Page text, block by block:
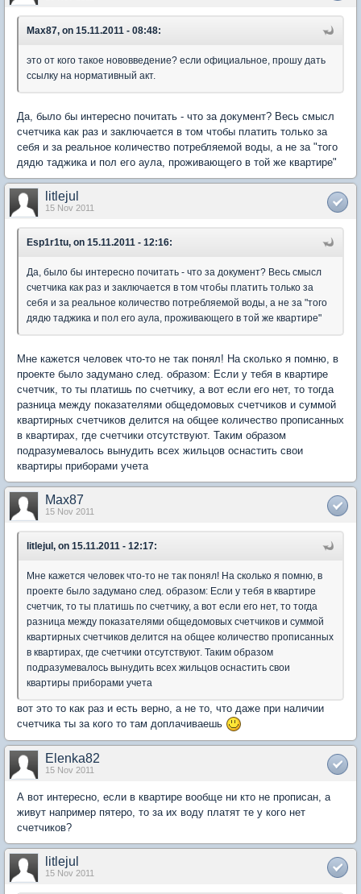
Max87, on 15.11.2011 - 08:48:
это от кого такое нововведение? если официальное, прошу дать
ссылку на нормативный акт.
Да, было бы интересно почитать - что за документ? Весь смысл
счетчика как раз и заключается в том чтобы платить только за
себя и за реальное количество потребляемой воды, а не за "того
дядю таджика и пол его аула, проживающего в той же квартире"
litlejul
15 Nov 2011
Esp1r1tu, on 15.11.2011 - 12:16:
Да, было бы интересно почитать - что за документ? Весь смысл
счетчика как раз и заключается в том чтобы платить только за
себя и за реальное количество потребляемой воды, а не за "того
дядю таджика и пол его аула, проживающего в той же квартире"
Мне кажется человек что-то не так понял! На сколько я помню, в
проекте было задумано след. образом: Если у тебя в квартире
счетчик, то ты платишь по счетчику, а вот если его нет, то тогда
разница между показателями общедомовых счетчиков и суммой
квартирных счетчиков делится на общее количество прописанных
в квартирах, где счетчики отсутствуют. Таким образом
подразумевалось вынудить всех жильцов оснастить свои
квартиры приборами учета
Max87
15 Nov 2011
litlejul, on 15.11.2011 - 12:17:
Мне кажется человек что-то не так понял! На сколько я помню, в
проекте было задумано след. образом: Если у тебя в квартире
счетчик, то ты платишь по счетчику, а вот если его нет, то тогда
разница между показателями общедомовых счетчиков и суммой
квартирных счетчиков делится на общее количество прописанных
в квартирах, где счетчики отсутствуют. Таким образом
подразумевалось вынудить всех жильцов оснастить свои
квартиры приборами учета
вот это то как раз и есть верно, а не то, что даже при наличии
счетчика ты за кого то там доплачиваешь
Elenka82
15 Nov 2011
А вот интересно, если в квартире вообще ни кто не прописан, а
живут например пятеро, то за их воду платят те у кого нет
счетчиков?
litlejul
15 Nov 2011